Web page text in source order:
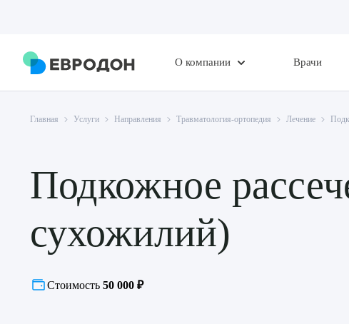
О компании Врачи
Главная Услуги Направления Травматология-ортопедия Лечение
Подкожное
сухожилий)
Стоимость 50 000 ₽